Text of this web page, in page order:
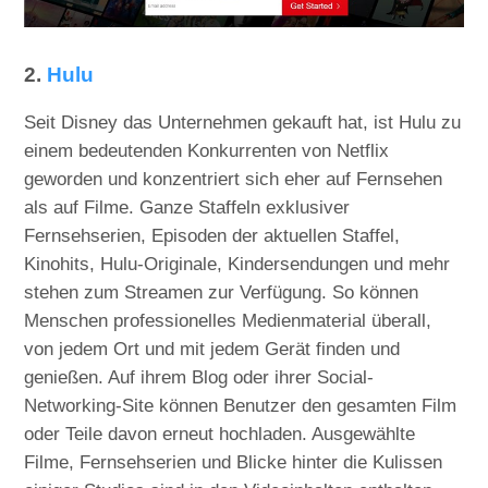
2. Hulu
Seit Disney das Unternehmen gekauft hat, ist Hulu zu
einem bedeutenden Konkurrenten von Netflix
geworden und konzentriert sich eher auf Fernsehen
als auf Filme. Ganze Staffeln exklusiver
Fernsehserien, Episoden der aktuellen Staffel,
Kinohits, Hulu-Originale, Kindersendungen und mehr
stehen zum Streamen zur Verfügung. So können
Menschen professionelles Medienmaterial überall,
von jedem Ort und mit jedem Gerät finden und
genießen. Auf ihrem Blog oder ihrer Social-
Networking-Site können Benutzer den gesamten Film
oder Teile davon erneut hochladen. Ausgewählte
Filme, Fernsehserien und Blicke hinter die Kulissen